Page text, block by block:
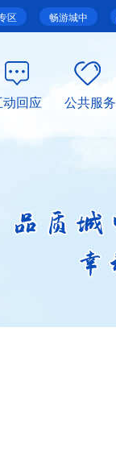
畅游城中
区
回应 公共服务